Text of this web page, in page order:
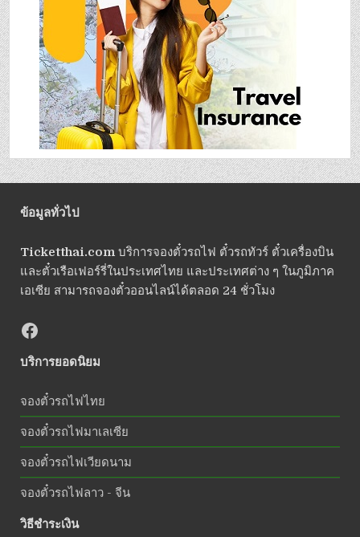
ข้อมูลทั่วไป
Ticketthai.comบริการจองตั๋วรถไฟ ตั๋วรถทัวร์ ตั๋วเครื่องบิน
และตั๋วเรือเฟอร์รี่ในประเทศไทย และประเทศต่าง ๆ ในภูมิภาค
เอเซีย สามารถจองตั๋วออนไลน์ได้ตลอด 24 ชั่วโมง
บริการยอดนิยม
จองตั๋วรถไฟไทย
จองตั๋วรถไฟมาเลเซีย
จองตั๋วรถไฟเวียดนาม
จองตั๋วรถไฟลาว - จีน
วิธีชำระเงิน